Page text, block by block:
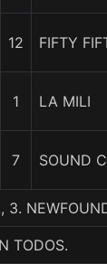
12 FIFTY
1 LA MILI
7 SOUND
3.
TODOS.